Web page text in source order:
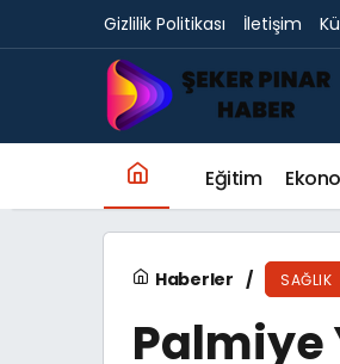
Gizlilik Politikası İletişim
Eğitim
Haberler SAĞLIK
Palmiye
Çocuklarda Gribin